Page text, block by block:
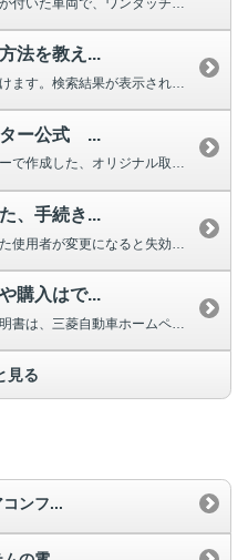
法を教え...
グレード情報検索からご確認いただけます。検索結果が表示されない場合は、お手...
ター公式 ...
このページでは、お客様相談センターで作成した、オリジナル取扱説明動画を掲載...
、手続き...
購入はで...
一部車種やナビゲーションの取扱説明書は、三菱自動車ホームページよりダウンロ...
見る
ンフ...